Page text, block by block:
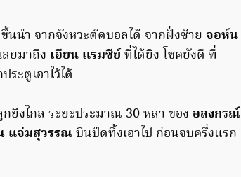
นนำ จากจังหวะตัดบอลได้ จากฝั่งซ้าย จอห์น
ยมาถึง เอียน แรมซีย์ที่ได้ยิง โชคยังดี ที่
ะตูเอาไว้ได้
ยิงไกล ระยะประมาณ 30 หลา ของ อลงกรณ์
แจ่มสุวรรณบินปัดทิ้งเอาไป ก่อนจบครึ่งแรก